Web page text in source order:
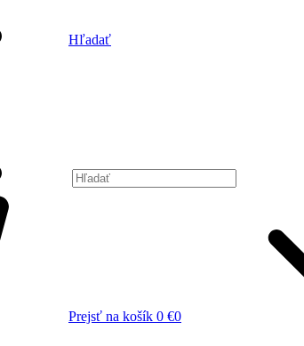
Hľadať
Prejsť na košík 0 €0